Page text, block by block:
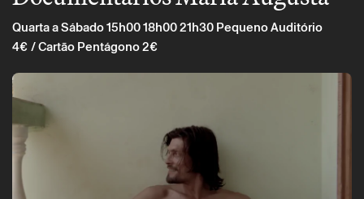
Quarta a Sábado 15h00 18h00 21h30Pequeno Auditório
4€/ Cartão Pentágono 2€